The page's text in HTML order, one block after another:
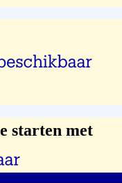
starten met